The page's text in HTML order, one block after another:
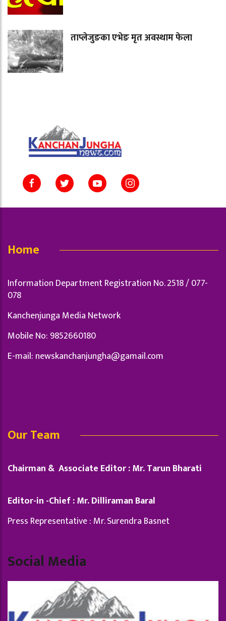
ताप्लेजुङका एभेङ मृत अवस्थाम फेला
Home
Information Department Registration No. 2518 / 077-
078
Kanchenjunga Media Network
Mobile No: 9852660180
E-mail: newskanchanjungha@gamail.com
Our Team
Chairman & Associate Editor : Mr. Tarun Bharati
Editor-in -Chief : Mr. Dilliraman Baral
Press Representative : Mr. Surendra Basnet
Social Media